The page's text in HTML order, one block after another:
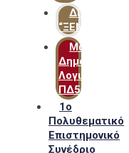
Δίκτυο
“ΞΕΝΟΦΩΝ”
Δημόσιο
Λογιστικό
ΠΔ54
1ο
Πολυθεματικό
Επιστημονικό
Συνέδριο